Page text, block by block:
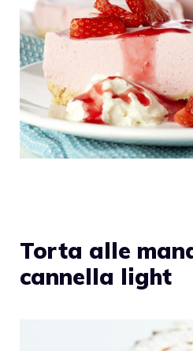
Torta alle
cannella light